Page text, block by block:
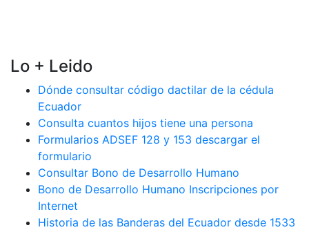
Lo + Leido
Dónde consultar código dactilar de la cédula
Ecuador
Consulta cuantos hijos tiene una persona
Formularios ADSEF 128 y 153 descargar el
formulario
Consultar Bono de Desarrollo Humano
Bono de Desarrollo Humano Inscripciones por
Internet
Historia de las Banderas del Ecuador desde 1533